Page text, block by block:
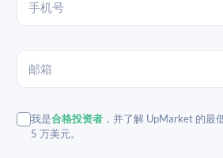
我是合格投资者 ，并了解 UpMarket 的最
5 万美元。